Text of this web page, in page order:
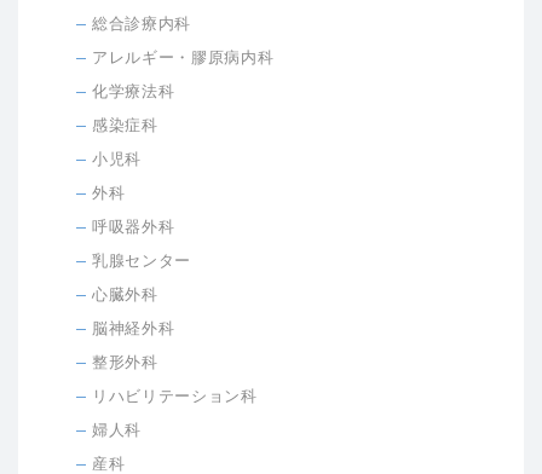
総合診療内科
アレルギー・膠原病内科
化学療法科
感染症科
小児科
外科
呼吸器外科
乳腺センター
心臓外科
脳神経外科
整形外科
リハビリテーション科
婦人科
産科